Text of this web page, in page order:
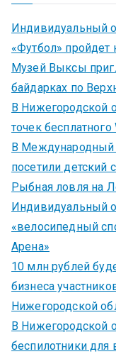
Индивидуальный
«Футбол» пройдет
Музей Выксы
байдарках по
В Нижегородской
точек бесплатного
В Международный
посетили детский
Рыбная ловля на
Индивидуальный
«велосипедный
Арена»
10 млн рублей
бизнеса
Нижегородской
В Нижегородской
беспилотники для